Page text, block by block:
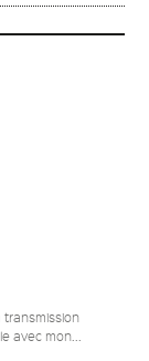
transmission
avec mon...